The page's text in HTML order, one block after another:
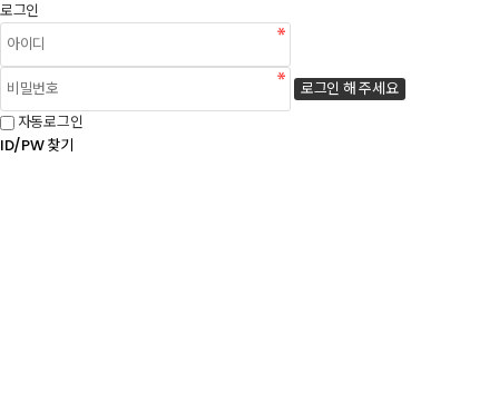
로그인
로그인 해 주세요
자동로그인
ID/PW 찾기